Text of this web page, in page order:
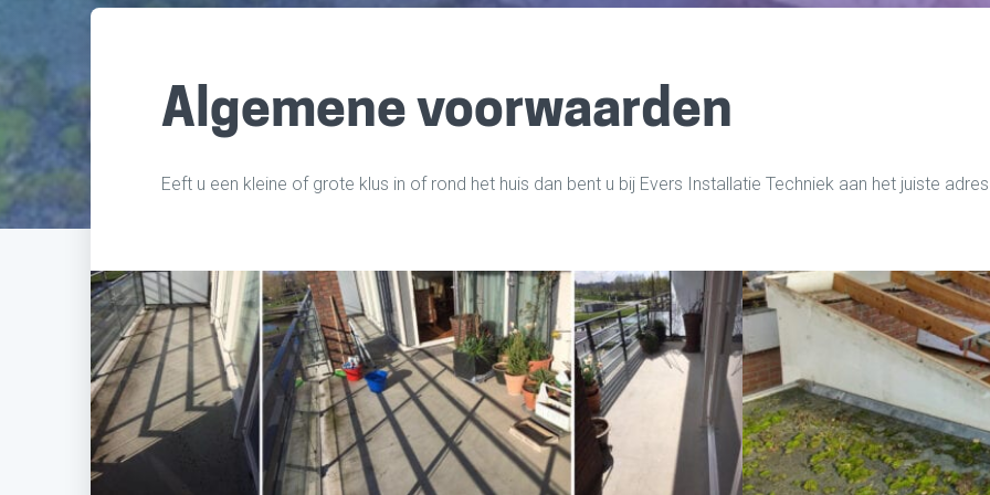
Algemene voorwaarden
Eeft u een kleine of grote klus in of rond het huis dan bent u bij Evers Installatie Techniek aan het juiste